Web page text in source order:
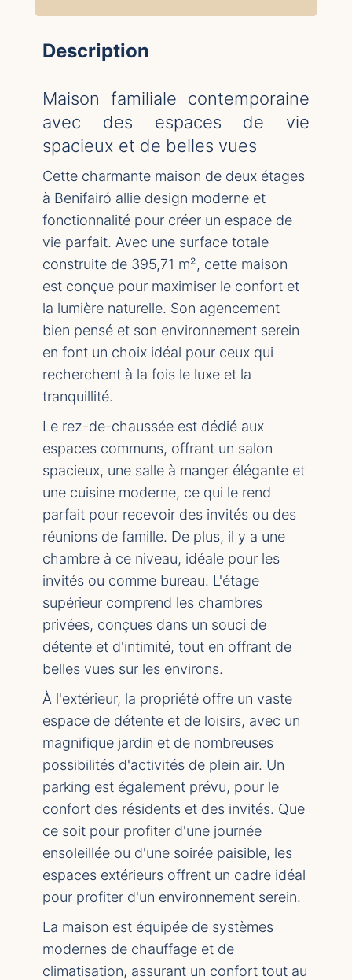
Description
Maison familiale contemporaine
avec des espaces de vie
spacieux et de belles vues
Cette charmante maison de deux étages
à Benifairó allie design moderne et
fonctionnalité pour créer un espace de
vie parfait. Avec une surface totale
construite de 395,71 m², cette maison
est conçue pour maximiser le confort et
la lumière naturelle. Son agencement
bien pensé et son environnement serein
en font un choix idéal pour ceux qui
recherchent à la fois le luxe et la
tranquillité.
Le rez-de-chaussée est dédié aux
espaces communs, offrant un salon
spacieux, une salle à manger élégante et
une cuisine moderne, ce qui le rend
parfait pour recevoir des invités ou des
réunions de famille. De plus, il y a une
chambre à ce niveau, idéale pour les
invités ou comme bureau. L'étage
supérieur comprend les chambres
privées, conçues dans un souci de
détente et d'intimité, tout en offrant de
belles vues sur les environs.
À l'extérieur, la propriété offre un vaste
espace de détente et de loisirs, avec un
magnifique jardin et de nombreuses
possibilités d'activités de plein air. Un
parking est également prévu, pour le
confort des résidents et des invités. Que
ce soit pour profiter d'une journée
ensoleillée ou d'une soirée paisible, les
espaces extérieurs offrent un cadre idéal
pour profiter d'un environnement serein.
La maison est équipée de systèmes
modernes de chauffage et de
climatisation, assurant un confort tout au